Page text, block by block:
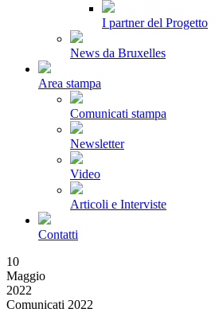
I partner del Progetto
News da Bruxelles
Area stampa
Comunicati stampa
Newsletter
Video
Articoli e Interviste
Contatti
10
Maggio
2022
Comunicati 2022